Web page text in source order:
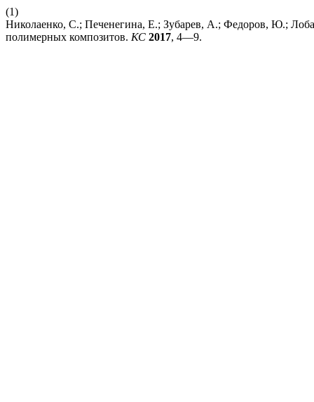
(1)
Николаенко, С.; Печенегина, Е.; Зубарев, А.; Федоров, Ю.;
полимерных композитов. КС 2017, 4—9.